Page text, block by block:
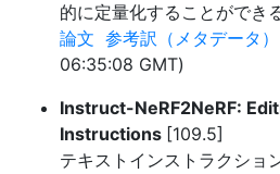
的に定量化することができる
論文 参考訳（メタデータ）
06:35:08 GMT)
Instruct-NeRF2NeRF:
Instructions [109.5]
テキストインストラクショ